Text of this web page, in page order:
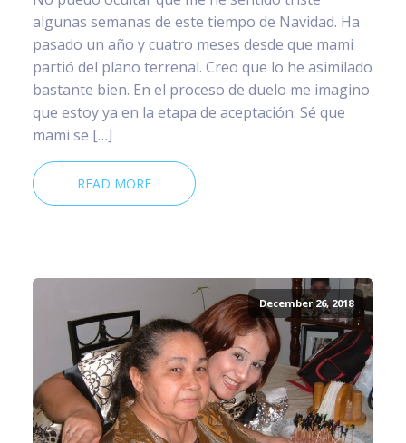
algunas semanas de este tiempo de Navidad. Ha
pasado un año y cuatro meses desde que mami
partió del plano terrenal. Creo que lo he asimilado
bastante bien. En el proceso de duelo me imagino
que estoy ya en la etapa de aceptación. Sé que
mami se […]
READ MORE
December 26, 2018